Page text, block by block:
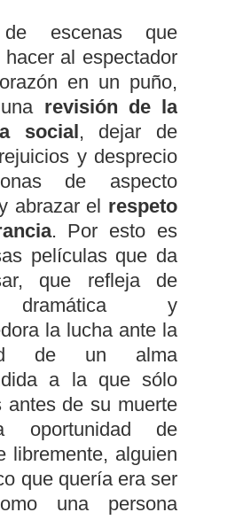
de escenas que
hacer al espectador
en un puño,
revisión de la
social, dejar de
y desprecio
de aspecto
abrazar el respeto
. Por esto es
películas que da
que refleja de
y
la lucha ante la
de un alma
a la que sólo
antes de su muerte
oportunidad de
libremente, alguien
que quería era ser
una persona